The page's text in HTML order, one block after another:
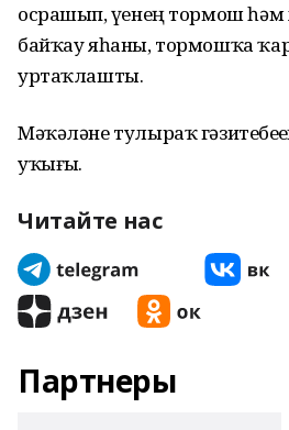
осрашып, үҙенең тормош һәм
байҡау яһаны, тормошҡа
уртаҡлашты.
Мәҡәләне тулыраҡ
уҡығыҙ.
Читайте нас
Партнеры